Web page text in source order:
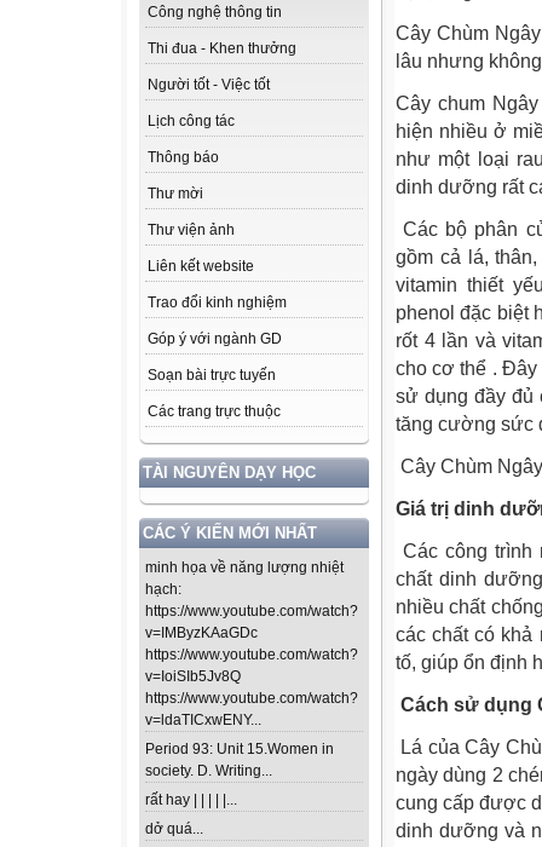
Công nghệ thông tin
Thi đua - Khen thưởng
Người tốt - Việc tốt
Lịch công tác
Thông báo
Thư mời
Thư viện ảnh
Liên kết website
Trao đổi kinh nghiệm
Góp ý với ngành GD
Soạn bài trực tuyến
Các trang trực thuộc
TÀI NGUYÊN DẠY HỌC
CÁC Ý KIẾN MỚI NHẤT
minh họa về năng lượng nhiệt
hạch:
https://www.youtube.com/watch?
v=IMByzKAaGDc
https://www.youtube.com/watch?
v=IoiSIb5Jv8Q
https://www.youtube.com/watch?
v=ldaTICxwENY...
Period 93: Unit 15.Women in
society. D. Writing...
rất hay | | | | |...
dở quá...
Cây Chùm
lâu nhưng
Cây chum
hiện nhiều ở
như một loại
dinh dưỡng rất
Các bộ phân
gồm cả lá,
vitamin thiết
phenol đặc biệt
rốt 4 lần và
cho cơ thể . Đây
sử dụng đầy đủ
tăng cường sức
Cây Chùm
Giá trị dinh
Các công trình
chất dinh
nhiều chất
các chất có khả
tố, giúp ổn định
Cách sử dụng
Lá của Cây
ngày dùng 2
cung cấp được
dinh dưỡng và